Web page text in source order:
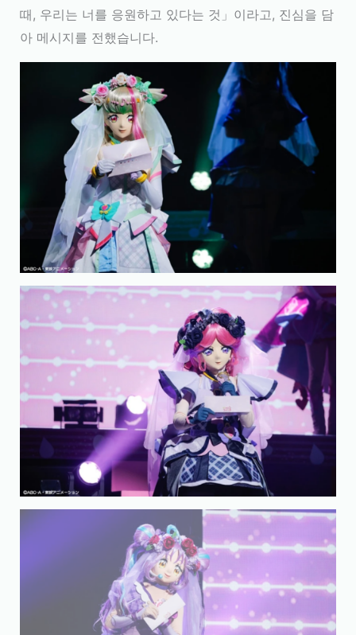
때, 우리는 너를 응원하고 있다는 것」이라고, 진심을 담
아 메시지를 전했습니다.